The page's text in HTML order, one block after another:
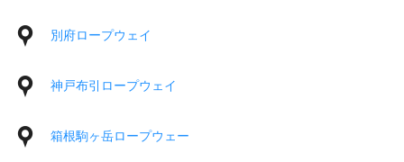
別府ロープウェイ
神戸布引ロープウェイ
箱根駒ヶ岳ロープウェー